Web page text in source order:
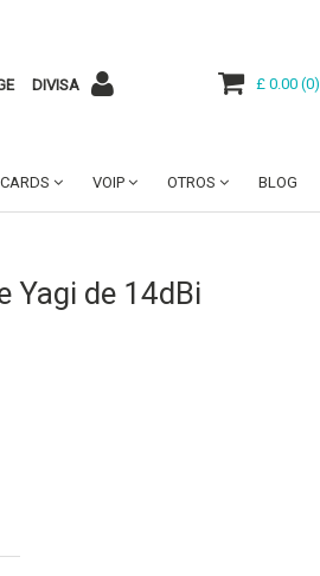
DIVISA £ 0.00 (0)
VOIP OTROS BLOG
Yagi de 14dBi